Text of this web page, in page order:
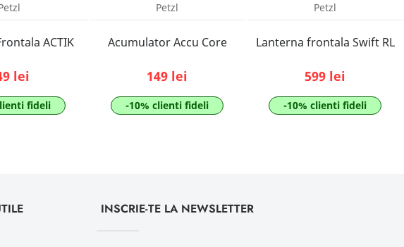
ACTIK
lei
fideli
Petzl
Acumulator Accu Core
149 lei
-10% clienti fideli
Petzl
Lanterna frontala Swift RL
599 lei
-10% clienti fideli
INSCRIE-TE LA NEWSLETTER